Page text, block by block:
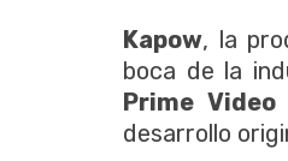
Kapow, la
boca de la
Prime Video
desarrollo